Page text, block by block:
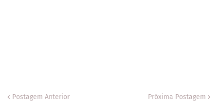
Postagem Anterior Próxima Postagem